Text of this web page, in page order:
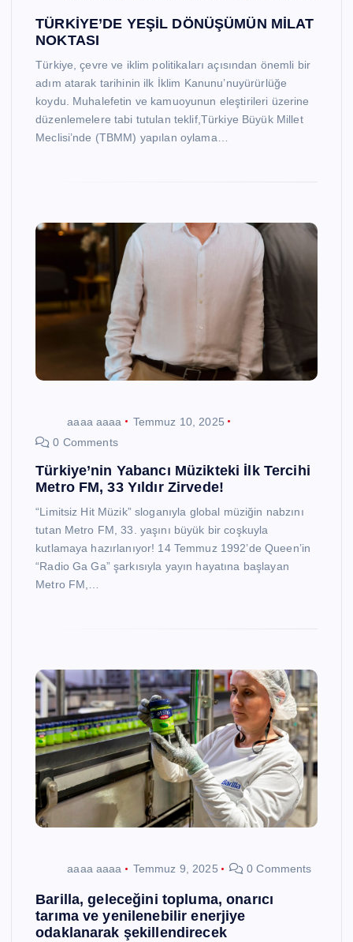
TÜRKİYE’DE YEŞİL DÖNÜŞÜMÜN MİLAT
NOKTASI
Türkiye, çevre ve iklim politikaları açısından önemli bir
adım atarak tarihinin ilk İklim Kanunu’nuyürürlüğe
koydu. Muhalefetin ve kamuoyunun eleştirileri üzerine
düzenlemelere tabi tutulan teklif,Türkiye Büyük Millet
Meclisi’nde (TBMM) yapılan oylama…
aaaa aaaa
Temmuz 10, 2025
0 Comments
Türkiye’nin Yabancı Müzikteki İlk Tercihi
Metro FM, 33 Yıldır Zirvede!
“Limitsiz Hit Müzik” sloganıyla global müziğin nabzını
tutan Metro FM, 33. yaşını büyük bir coşkuyla
kutlamaya hazırlanıyor! 14 Temmuz 1992’de Queen’in
“Radio Ga Ga” şarkısıyla yayın hayatına başlayan
Metro FM,…
aaaa aaaa Temmuz 9, 2025 0 Comments
Barilla, geleceğini topluma, onarıcı
tarıma ve yenilenebilir enerjiye
odaklanarak şekillendirecek